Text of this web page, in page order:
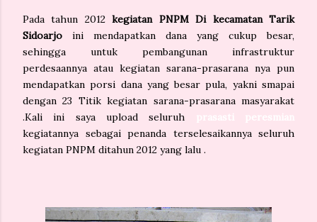
Pada tahun 2012kegiatan PNPM Di kecamatan Tarik
Sidoarjo ini mendapatkan dana yang cukup besar,
sehingga untuk pembangunan infrastruktur
perdesaannya atau kegiatan sarana-prasarana nya pun
mendapatkan porsi dana yang besar pula, yakni smapai
dengan 23 Titik kegiatan sarana-prasarana masyarakat
.Kali ini saya upload seluruh
prasasti peresmian
kegiatannya sebagai penanda terselesaikannya seluruh
kegiatan PNPM ditahun 2012 yang lalu .